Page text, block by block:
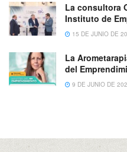
La consultora
Instituto de
15 DE JUNIO DE
La
del
9 DE JUNIO DE